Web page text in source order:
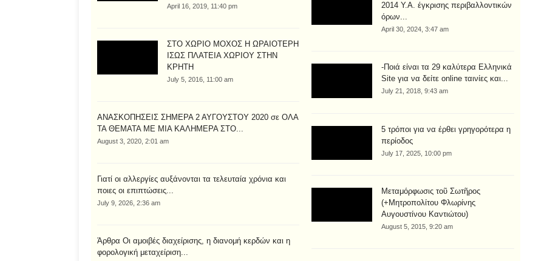
April 16, 2019, 11:40 pm
ΣΤΟ ΧΩΡΙΟ ΜΟΧΟΣ Η ΩΡΑΙΟΤΕΡΗ
ΙΣΩΣ ΠΛΑΤΕΙΑ ΧΩΡΙΟΥ ΣΤΗΝ
ΚΡΗΤΗ
July 5, 2016, 11:00 am
ΑΝΑΣΚΟΠΗΣΕΙΣ ΣΗΜΕΡΑ 2 ΑΥΓΟΥΣΤΟΥ 2020 σε ΟΛΑ
ΤΑ ΘΕΜΑΤΑ ΜΕ ΜΙΑ ΚΑΛΗΜΕΡΑ ΣΤΟ...
August 3, 2020, 2:01 am
Γιατί οι αλλεργίες αυξάνονται τα τελευταία χρόνια και
ποιες οι επιπτώσεις...
July 9, 2026, 2:36 am
Άρθρα Οι αμοιβές διαχείρισης, η διανομή κερδών και η
φορολογική μεταχείριση...
2014 Υ.Α. έγκρισης περιβαλλοντικών
όρων...
April 30, 2024, 3:47 am
-Ποιά είναι τα 29 καλύτερα Ελληνικά
Site για να δείτε online ταινίες και...
July 21, 2018, 9:43 am
5 τρόποι για να έρθει γρηγορότερα η
περίοδος
July 17, 2025, 10:00 pm
Μεταμόρφωσις τοῦ Σωτῆρος
(+Μητροπολίτου Φλωρίνης
Αυγουστίνου Καντιώτου)
August 5, 2015, 9:20 am